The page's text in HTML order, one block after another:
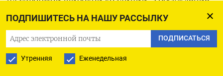
ПОДПИШИТЕСЬ НА НАШУ РАССЫЛКУ
ПОДПИСАТЬСЯ
Утренняя Еженедельная
допустимой цены этой разрядки —
разъединяющим.
Сила эмигрантов не в дисциплине